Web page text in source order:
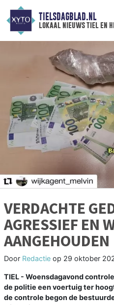
TIELSDAGBLAD.NL
lokaal nieuws tiel en
VERDACHTE
AGRESSIEF EN
AANGEHOUDEN
Door Redactie op 29 oktober
TIEL - Woensdagavond
de politie een voertuig ter
de controle begon de